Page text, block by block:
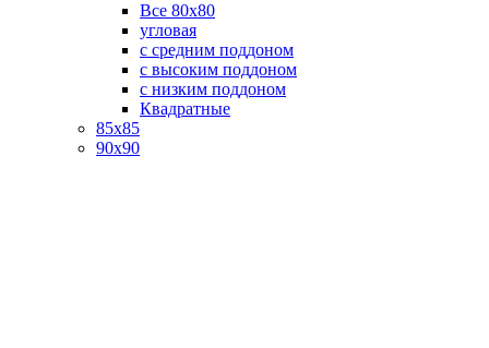
Все 80х80
угловая
с средним поддоном
с высоким поддоном
с низким поддоном
Квадратные
85х85
90х90